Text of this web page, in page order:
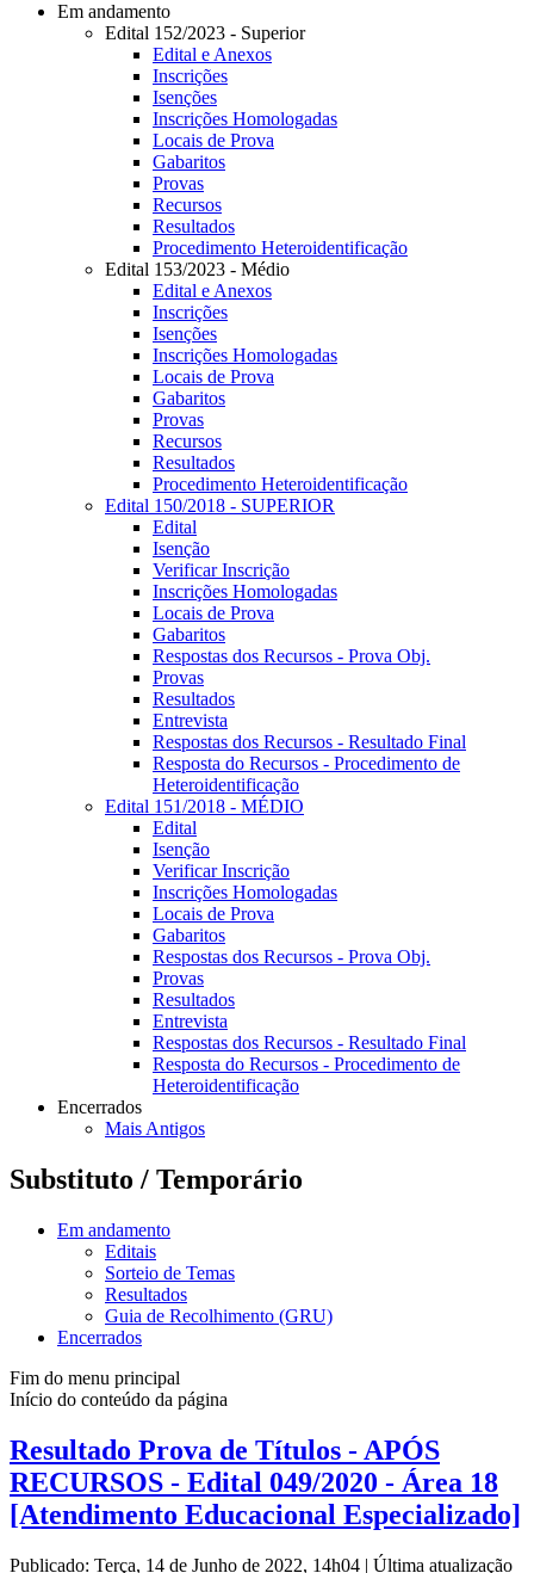
Em andamento
Edital 152/2023 - Superior
Edital e Anexos
Inscrições
Isenções
Inscrições Homologadas
Locais de Prova
Gabaritos
Provas
Recursos
Resultados
Procedimento Heteroidentificação
Edital 153/2023 - Médio
Edital e Anexos
Inscrições
Isenções
Inscrições Homologadas
Locais de Prova
Gabaritos
Provas
Recursos
Resultados
Procedimento Heteroidentificação
Edital 150/2018 - SUPERIOR
Edital
Isenção
Verificar Inscrição
Inscrições Homologadas
Locais de Prova
Gabaritos
Respostas dos Recursos - Prova Obj.
Provas
Resultados
Entrevista
Respostas dos Recursos - Resultado Final
Resposta do Recursos - Procedimento de
Heteroidentificação
Edital 151/2018 - MÉDIO
Edital
Isenção
Verificar Inscrição
Inscrições Homologadas
Locais de Prova
Gabaritos
Respostas dos Recursos - Prova Obj.
Provas
Resultados
Entrevista
Respostas dos Recursos - Resultado Final
Resposta do Recursos - Procedimento de
Heteroidentificação
Encerrados
Mais Antigos
Substituto / Temporário
Em andamento
Editais
Sorteio de Temas
Resultados
Guia de Recolhimento (GRU)
Encerrados
Fim do menu principal
Início do conteúdo da página
Resultado Prova de Títulos - APÓS
RECURSOS - Edital 049/2020 - Área 18
[Atendimento Educacional Especializado]
Publicado: Terça, 14 de Junho de 2022, 14h04 | Última atualização